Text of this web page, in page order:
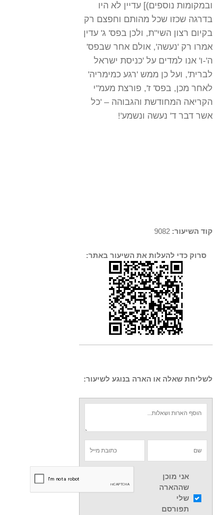
ובמקומות נוספים)] עדיין לא היו
בדרגה שכזו שכל מהותם וחפצם רק
בקיום רצון השי"ת, ולכן בפס' ג' עדין
אמרו רק 'נעשה', אולם אחר שבפס'
ה'-ו' אנו למדים על 'כניסת ישראל
לברית', ועל כן ממש 'רגע כמימריה'
לאחר מכן, בפס' ז', פורצת מעמ"י
הקריאה המחודשת והגבוהה – 'כל
אשר דבר ד' נעשה ונשמע'!
קוד השיעור:
סרוק כדי להעלות את השיעור באתר:
לשליחת שאלה או הארה בנוגע לשיעור:
אני מוכן
שההארה
שלי
תפורסם